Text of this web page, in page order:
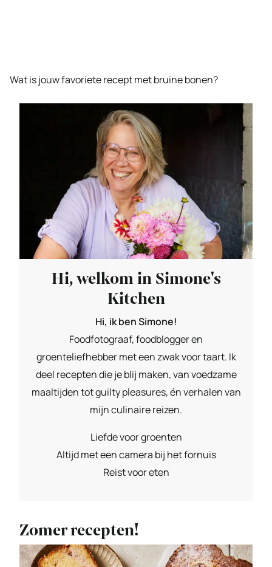
Wat is jouw favoriete recept met bruine bonen?
Hi, welkom in Simone's
Kitchen
Hi, ik ben Simone!
Foodfotograaf, foodblogger en
groenteliefhebber met een zwak voor taart. Ik
deel recepten die je blij maken, van voedzame
maaltijden tot guilty pleasures, én verhalen van
mijn culinaire reizen.
Liefde voor groenten
Altijd met een camera bij het fornuis
Reist voor eten
Zomer recepten!